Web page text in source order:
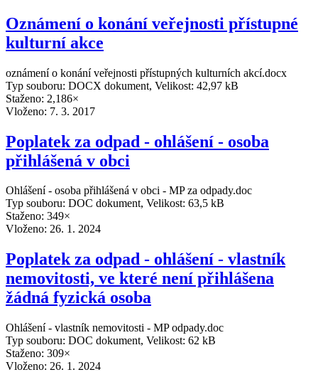
Oznámení o konání veřejnosti přístupné
kulturní akce
oznámení o konání veřejnosti přístupných kulturních akcí.docx
Typ souboru: DOCX dokument, Velikost: 42,97 kB
Staženo: 2,186×
Vloženo: 7. 3. 2017
Poplatek za odpad - ohlášení - osoba
přihlášená v obci
Ohlášení - osoba přihlášená v obci - MP za odpady.doc
Typ souboru: DOC dokument, Velikost: 63,5 kB
Staženo: 349×
Vloženo: 26. 1. 2024
Poplatek za odpad - ohlášení - vlastník
nemovitosti, ve které není přihlášena
žádná fyzická osoba
Ohlášení - vlastník nemovitosti - MP odpady.doc
Typ souboru: DOC dokument, Velikost: 62 kB
Staženo: 309×
Vloženo: 26. 1. 2024